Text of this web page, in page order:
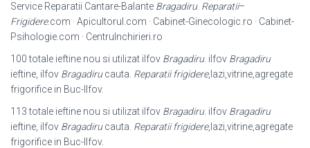
Service Reparatii Cantare-Balante Bragadiru. Reparatii–
Frigidere.com · Apicultorul.com · Cabinet-Ginecologic.ro · Cabinet-
Psihologie.com · CentruInchirieri.ro
100 totale ieftine nou si utilizat ilfov Bragadiru. ilfov Bragadiru
ieftine, ilfov Bragadirucauta. Reparatii frigidere,lazi,vitrine,agregate
frigorifice in Buc-Ilfov.
113 totale ieftine nou si utilizat ilfov Bragadiru. ilfov Bragadiru
ieftine, ilfov Bragadirucauta. Reparatii frigidere,lazi,vitrine,agregate
frigorifice in Buc-Ilfov.